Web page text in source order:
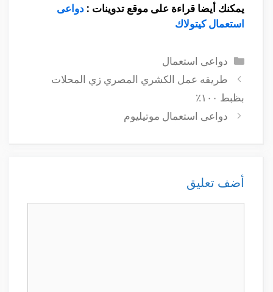
يمكنك أيضا قراءة على موقع تدوينات : دواعى
استعمال كيتولاك
التصنيفات
دواعى استعمال
طريقه عمل الكشري المصري زي المحلات
بظبط ١٠٠٪
دواعى استعمال موتيليوم
أضف تعليق